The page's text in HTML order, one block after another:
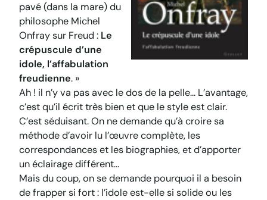
pavé (dans la mare) du
philosophe Michel
Onfray sur Freud : Le
crépuscule d’une
idole, l’affabulation
freudienne. »
Ah ! il n’y va pas avec le dos de la pelle… L’avantage,
c’est qu’il écrit très bien et que le style est clair.
C’est séduisant. On ne demande qu’à croire sa
méthode d’avoir lu l’œuvre complète, les
correspondances et les biographies, et d’apporter
un éclairage différent…
Mais du coup, on se demande pourquoi il a besoin
de frapper si fort : l’idole est-elle si solide ou les